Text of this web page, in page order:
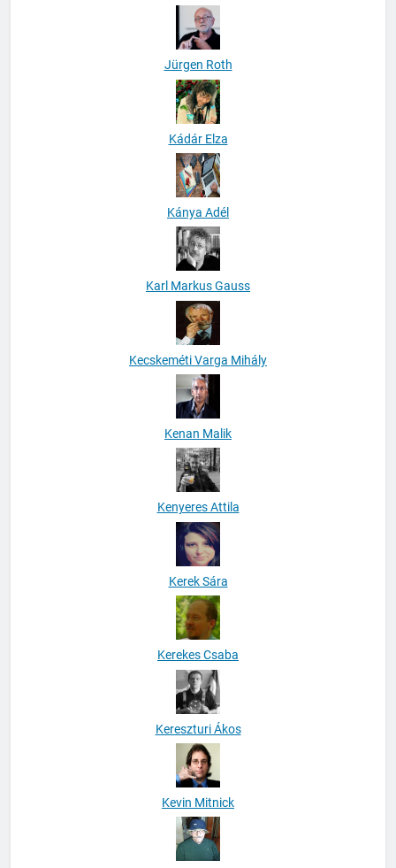
Jürgen Roth
Kádár Elza
Kánya Adél
Karl Markus Gauss
Kecskeméti Varga Mihály
Kenan Malik
Kenyeres Attila
Kerek Sára
Kerekes Csaba
Kereszturi Ákos
Kevin Mitnick